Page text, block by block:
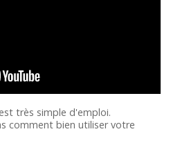
très simple d'emploi.
comment bien utiliser votre